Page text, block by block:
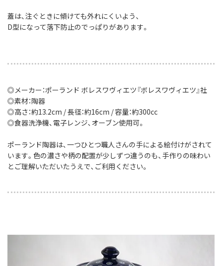
蓋は、注ぐときに傾けても外れにくいよう、
D型になって落下防止のでっぱりがあります。
◎メーカー：ポーランド ボレスワヴィエツ『ボレスワヴィエツ』社
◎素材：陶器
◎高さ：約13.2cm / 長径：約16cm / 容量：約300cc
◎食器洗浄機、電子レンジ、オーブン使用可。
ポーランド陶器は、一つひとつ職人さんの手による絵付けがされて
います。色の濃さや柄の配置が少しずつ違うのも、手作りの味わい
とご理解いただいたうえで、ご利用ください。